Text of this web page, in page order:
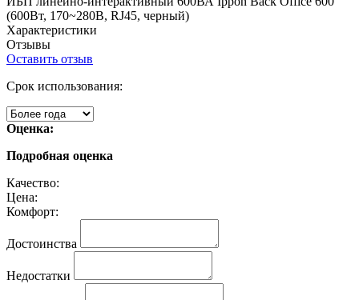
(600Вт, 170~280В, RJ45, черный)
Характеристики
Отзывы
Оставить отзыв
Срок использования:
Оценка:
Подробная оценка
Качество:
Цена:
Комфорт:
Достоинства
Недостатки